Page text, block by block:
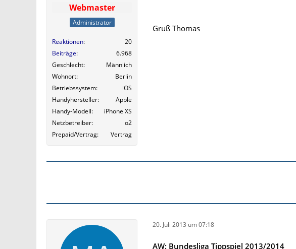
Webmaster
Administrator
Reaktionen
20
Beiträge
6.968
Geschlecht
Männlich
Wohnort
Berlin
Betriebssystem
iOS
Handyhersteller
Apple
Handy-Modell
iPhone XS
Netzbetreiber
o2
Prepaid/Vertrag
Vertrag
Gruß Thomas
20. Juli 2013 um 07:18
AW: Bundesliga Tippspiel 2013/2014